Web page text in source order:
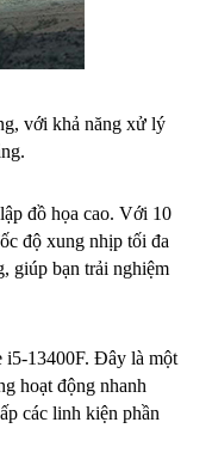
với khả năng xử lý
đồ họa cao. Với 10
độ xung nhịp tối đa
giúp bạn trải nghiệm
i5-13400F. Đây là một
hoạt động nhanh
các linh kiện phần